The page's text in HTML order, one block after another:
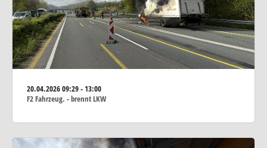
20.04.202609:29 - 13:00
F2 Fahrzeug. - brennt LKW